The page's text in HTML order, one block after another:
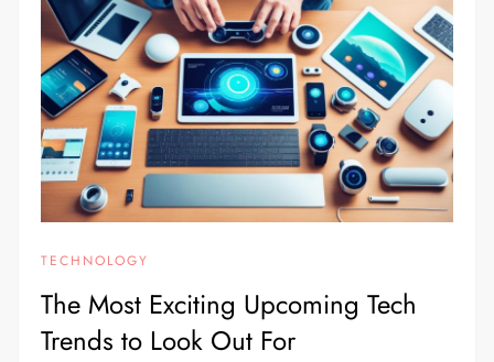
TECHNOLOGY
The Most Exciting Upcoming Tech
Trends to Look Out For